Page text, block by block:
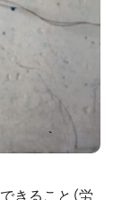
きること（労